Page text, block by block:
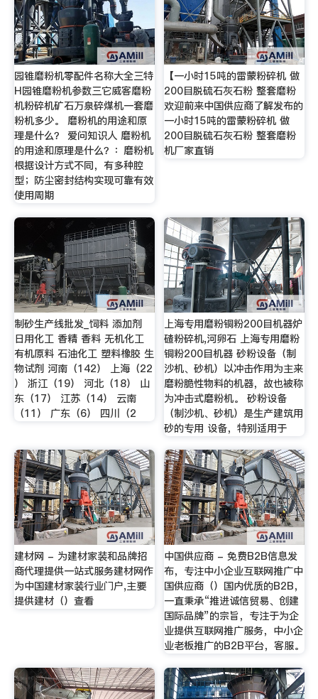
园锥磨粉机零配件名称大全三特
H园锥磨粉机参数三它威客磨粉
机粉碎机矿石万泉碎煤机一套磨
粉机多少。 磨粉机的用途和原
理是什么？ 爱问知识人 磨粉机
的用途和原理是什么？：磨粉机
根据设计方式不同，有多种腔
型；防尘密封结构实现可靠有效
使用周期
【一小时15吨的雷蒙粉碎机 做
200目脱硫石灰石粉 整套磨粉
欢迎前来中国供应商了解发布的
一小时15吨的雷蒙粉碎机 做
200目脱硫石灰石粉 整套磨粉
机厂家直销
制砂生产线批发_饲料 添加剂
日用化工 香精 香料 无机化工
有机原料 石油化工 塑料橡胶 生
物试剂 河南（142） 上海（22
） 浙江（19） 河北（18） 山
东（17） 江苏（14） 云南
（11） 广东（6） 四川（2
上海专用磨粉铜粉200目机器炉
碴粉碎机,河卵石 上海专用磨粉
铜粉200目机器 砂粉设备（制
沙机、砂机）以冲击作用为主来
磨粉脆性物料的机器，故也被称
为冲击式磨粉机。 砂粉设备
（制沙机、砂机）是生产建筑用
砂的专用 设备，特别适用于
建材网 - 为建材家装和品牌招
商代理提供一站式服务建材网作
为中国建材家装行业门户,主要
提供建材（）查看
中国供应商 - 免费B2B信息发
布，专注中小企业互联网推广中
国供应商（）国内优质的B2B，
一直秉承“推进诚信贸易、创建
国际品牌”的宗旨，专注于为企
业提供互联网推广服务，中小企
业老板推广的B2B平台，客服。